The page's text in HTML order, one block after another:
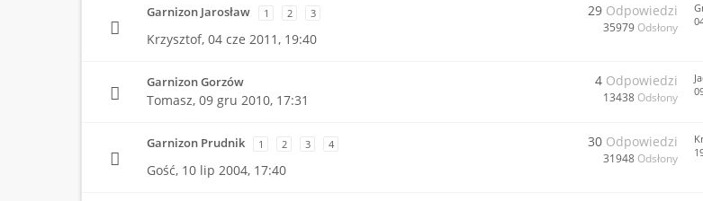
Garnizon Jarosław 1 2 3
Krzysztof, 04 cze 2011, 19:40
29 Odpowiedzi
35979 Odsłony
Garnizon Gorzów
Tomasz, 09 gru 2010, 17:31
4 Odpowiedzi
13438 Odsłony
Garnizon Prudnik 1 2 3 4
Gość, 10 lip 2004, 17:40
30 Odpowiedzi
31948 Odsłony